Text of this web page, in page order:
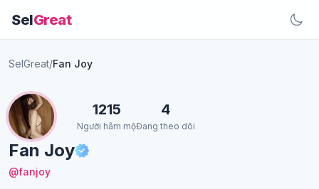
SelGreat
SelGreat/Fan Joy
Fan Joy
@fanjoy
1215
Người hâm mộ
4
Đang theo dõi